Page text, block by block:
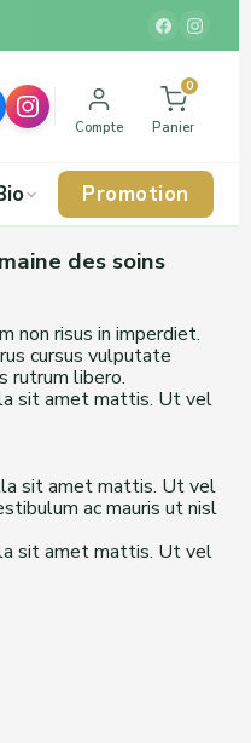
Compte
0
Panier
Promotion
des soins
non risus in imperdiet.
cursus vulputate
rutrum libero.
sit amet mattis. Ut vel
sit amet mattis. Ut vel
ac mauris ut nisl
sit amet mattis. Ut vel